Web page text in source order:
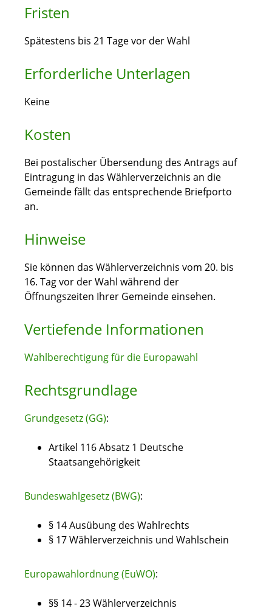
Fristen
Spätestens bis 21 Tage vor der Wahl
Erforderliche Unterlagen
Keine
Kosten
Bei postalischer Übersendung des Antrags auf
Eintragung in das Wählerverzeichnis an die
Gemeinde fällt das entsprechende Briefporto
an.
Hinweise
Sie können das Wählerverzeichnis vom 20. bis
16. Tag vor der Wahl während der
Öffnungszeiten Ihrer Gemeinde einsehen.
Vertiefende Informationen
Wahlberechtigung für die Europawahl
Rechtsgrundlage
Grundgesetz (GG):
Artikel 116 Absatz 1 Deutsche
Staatsangehörigkeit
Bundeswahlgesetz (BWG):
§ 14 Ausübung des Wahlrechts
§ 17 Wählerverzeichnis und Wahlschein
Europawahlordnung (EuWO):
§§ 14 - 23 Wählerverzeichnis